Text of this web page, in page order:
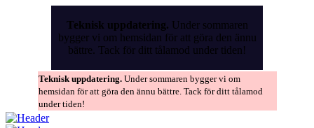
Teknisk uppdatering. Under sommaren
bygger vi om hemsidan för att göra den ännu
bättre. Tack för ditt tålamod under tiden!
Teknisk uppdatering. Under sommaren bygger vi om
hemsidan för att göra den ännu bättre. Tack för ditt tålamod
under tiden!